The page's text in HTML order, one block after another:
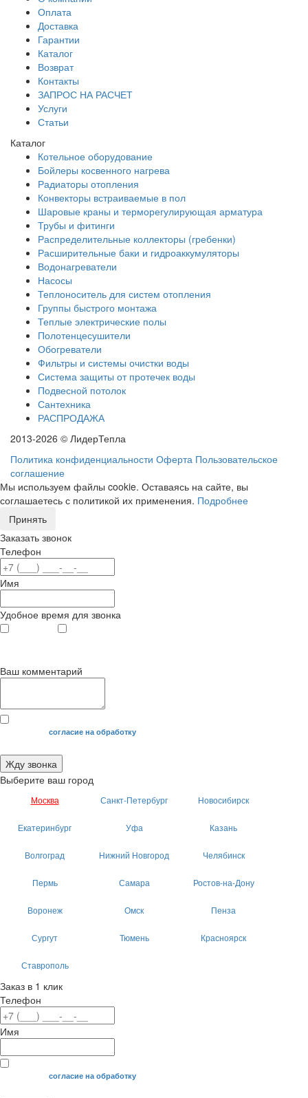
Оплата
Доставка
Гарантии
Каталог
Возврат
Контакты
ЗАПРОС НА РАСЧЕТ
Услуги
Статьи
Каталог
Котельное оборудование
Бойлеры косвенного нагрева
Радиаторы отопления
Конвекторы встраиваемые в пол
Шаровые краны и терморегулирующая арматура
Трубы и фитинги
Распределительные коллекторы (гребенки)
Расширительные баки и гидроаккумуляторы
Водонагреватели
Насосы
Теплоноситель для систем отопления
Группы быстрого монтажа
Теплые электрические полы
Полотенцесушители
Обогреватели
Фильтры и системы очистки воды
Система защиты от протечек воды
Подвесной потолок
Сантехника
РАСПРОДАЖА
2013-2026 © ЛидерТепла
Политика конфиденциальности Оферта Пользовательское
соглашение
Мы используем файлы cookie. Оставаясь на сайте, вы
соглашаетесь с политикой их применения. Подробнее
Принять
Заказать звонок
Телефон
Имя
Удобное время для звонка
Ваш комментарий
Я даю своесогласие на обработку
Жду звонка
Выберите ваш город
Москва Санкт-Петербург Новосибирск
Екатеринбург Уфа Казань
Волгоград Нижний Новгород Челябинск
Пермь Самара Ростов-на-Дону
Воронеж Омск Пенза
Сургут Тюмень Красноярск
Ставрополь
Заказ в 1 клик
Телефон
Имя
Я даю своесогласие на обработку